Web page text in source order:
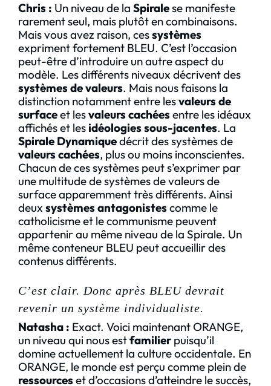
Chris : Un niveau de la Spiralese manifeste
rarement seul, mais plutôt en combinaisons.
Mais vous avez raison, cessystèmes
expriment fortement BLEU. C’est l’occasion
peut-être d’introduire un autre aspect du
modèle. Les différents niveaux décrivent des
systèmes de valeurs. Mais nous faisons la
distinction notamment entre lesvaleurs de
surfaceet lesvaleurs cachéesentre les idéaux
affichés et les idéologies sous-jacentes. La
Spirale Dynamiquedécrit des systèmes de
valeurs cachées, plus ou moins inconscientes.
Chacun de ces systèmes peut s’exprimer par
une multitude de systèmes de valeurs de
surface apparemment très différents. Ainsi
deux systèmes antagonistescomme le
catholicisme et le communisme peuvent
appartenir au même niveau de la Spirale. Un
même conteneur BLEU peut accueillir des
contenus différents.
C’est clair. Donc après BLEU devrait
revenir un système individualiste.
Natasha : Exact. Voici maintenant ORANGE,
un niveau qui nous estfamilierpuisqu’il
domine actuellement la culture occidentale. En
ORANGE, le monde est perçu comme plein de
ressourceset d’occasions d’atteindre le succès,